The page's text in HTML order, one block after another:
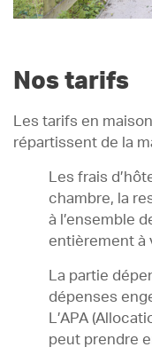
Nos tarifs
Les tarifs en
répartissent de la
Les frais
chambre, la
à l’ensemble
entièrement à
La partie
dépenses
L’APA
peut prendre